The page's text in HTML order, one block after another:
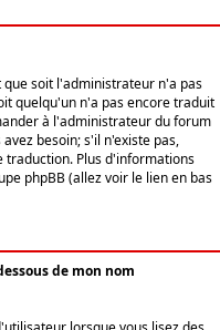
que soit l'administrateur n'a pas
quelqu'un n'a pas encore traduit
à l'administrateur du forum
besoin; s'il n'existe pas,
traduction. Plus d'informations
phpBB (allez voir le lien en bas
de mon nom